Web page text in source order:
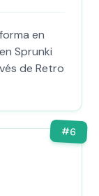
en
Sprunki
de Retro
#6